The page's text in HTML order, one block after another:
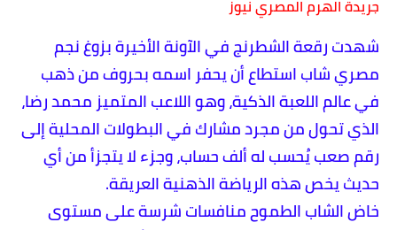
جريدة الهرم المصري نيوز
​شهدت رقعة الشطرنج في الآونة الأخيرة بزوغ نجم
مصري شاب استطاع أن يحفر اسمه بحروف من ذهب
في عالم اللعبة الذكية، وهو اللاعب المتميز محمد رضا،
الذي تحول من مجرد مشارك في البطولات المحلية إلى
رقم صعب يُحسب له ألف حساب، وجزء لا يتجزأ من أي
حديث يخص هذه الرياضة الذهنية العريقة.
​خاض الشاب الطموح منافسات شرسة على مستوى